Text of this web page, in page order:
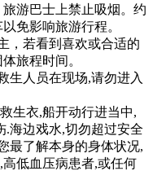
游巴士上禁止吸烟。约
免影响旅游行程。
，若看到喜欢或合适的
旅程时间。
生人员在现场,请勿进入
生衣,船开动行进当中,
.海边戏水,切勿超过安全
最了解本身的身体状况,
低血压病患者,或任何